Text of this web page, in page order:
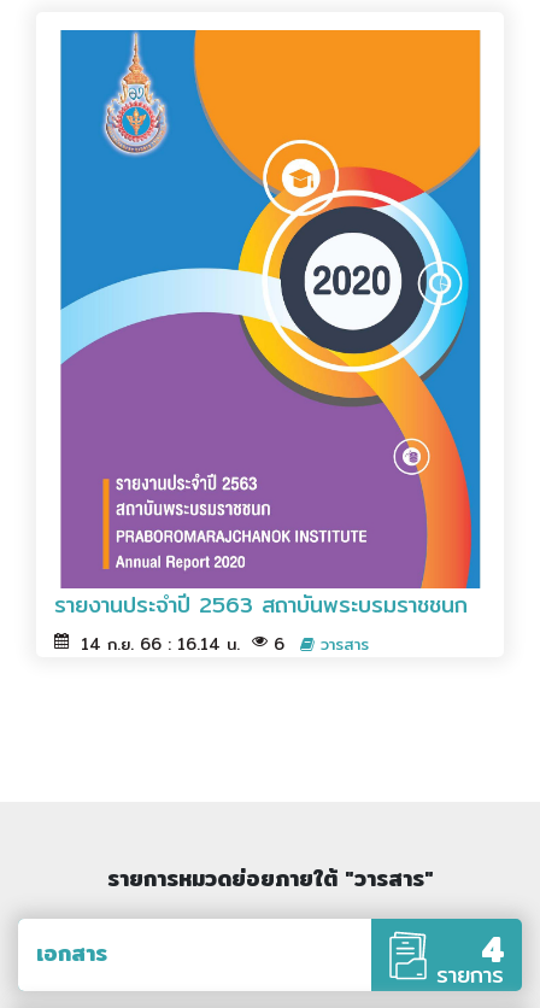
รายงานประจำปี 2563 สถาบันพระบรมราชชนก
14 ก.ย. 66 : 16.14 น. 6 วารสาร
รายการหมวดย่อยภายใต้ "วารสาร"
เอกสาร 4
รายการ